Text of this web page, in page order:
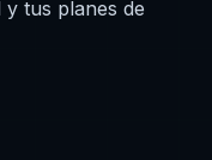
tus planes de